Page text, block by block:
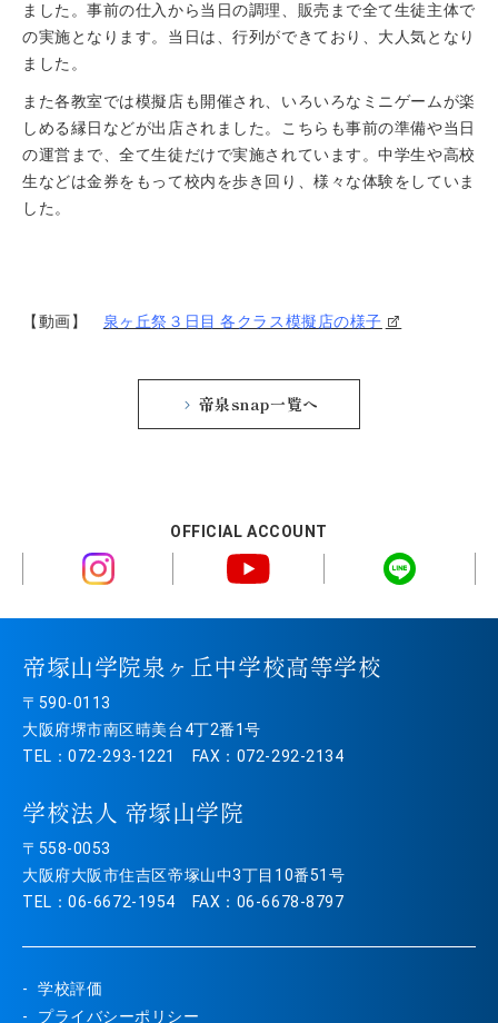
ました。事前の仕入から当日の調理、販売まで全て生徒主体で
の実施となります。当日は、行列ができており、大人気となり
ました。
また各教室では模擬店も開催され、いろいろなミニゲームが楽
しめる縁日などが出店されました。こちらも事前の準備や当日
の運営まで、全て生徒だけで実施されています。中学生や高校
生などは金券をもって校内を歩き回り、様々な体験をしていま
した。
【動画】 泉ヶ丘祭３日目 各クラス模擬店の様子
帝泉snap一覧へ
OFFICIAL ACCOUNT
帝塚山学院泉ヶ丘中学校高等学校
〒590-0113
大阪府堺市南区晴美台4丁2番1号
TEL：072-293-1221 FAX：072-292-2134
学校法人 帝塚山学院
〒558-0053
大阪府大阪市住吉区帝塚山中3丁目10番51号
TEL：06-6672-1954 FAX：06-6678-8797
学校評価
プライバシーポリシー